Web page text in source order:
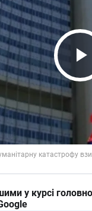
у курсі